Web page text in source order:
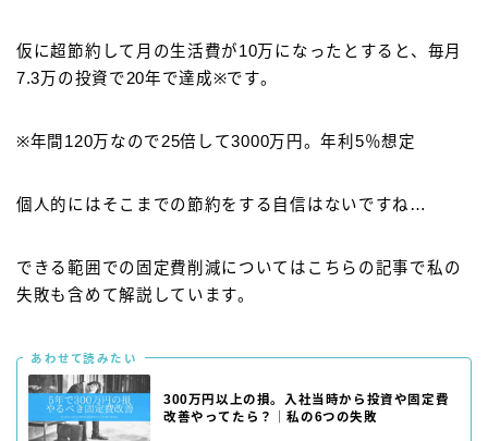
仮に超節約して月の生活費が10万になったとすると、毎月
7.3万の投資で20年で達成※です。
※年間120万なので25倍して3000万円。年利5％想定
個人的にはそこまでの節約をする自信はないですね…
できる範囲での固定費削減についてはこちらの記事で私の
失敗も含めて解説しています。
あわせて読みたい
300万円以上の損。入社当時から投資や固定費
改善やってたら？｜私の6つの失敗